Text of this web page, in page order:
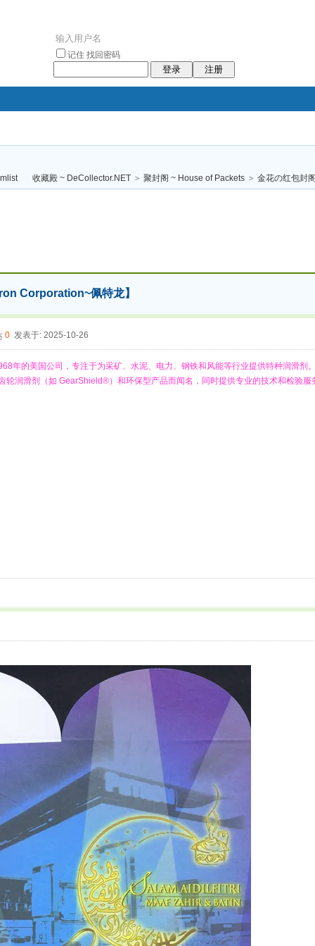
记住 找回密码
登录 注册
褔
袠袠袥眩褦
收藏殿 ~ DeCollector.NET > 聚封阁 ~ House of Packets > 金花の红包封
Corporation~佩特龙】
0 发表于: 2025-10-26
年的美国公司，专注于为采矿、水泥、电力、钢铁和风能等行业提供特种润滑剂
轮润滑剂（如 GearShield®）和环保型产品而闻名，同时提供专业的技术和检验服